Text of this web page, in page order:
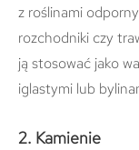
z roślinami
rozchodniki czy
ją stosować jako
iglastymi lub
2. Kamienie